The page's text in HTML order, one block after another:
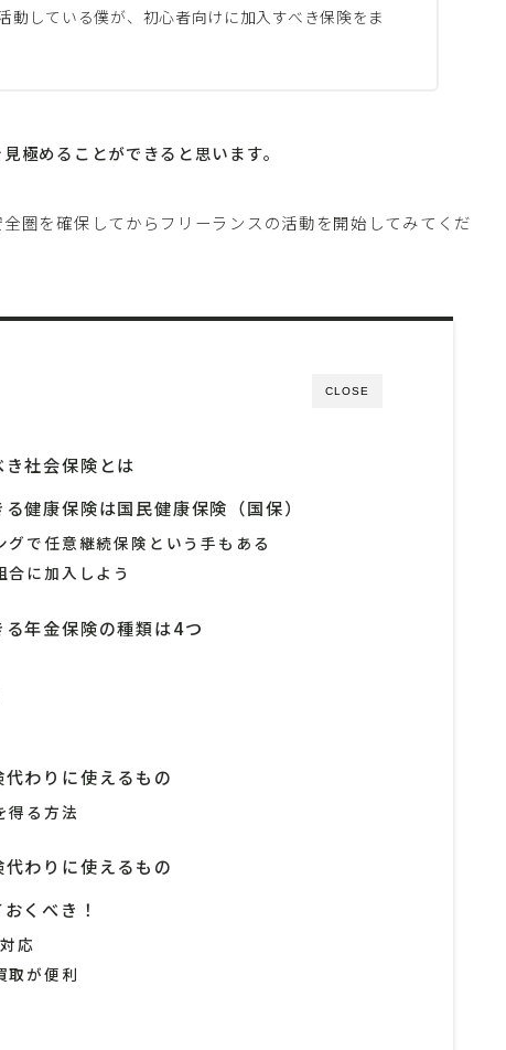
動している僕が、初心者向けに加入すべき保険をま
極めることができると思います。
圏を確保してからフリーランスの活動を開始してみてくだ
CLOSE
社会保険とは
健康保険は国民健康保険（国保）
で任意継続保険という手もある
に加入しよう
年金保険の種類は4つ
わりに使えるもの
得る方法
わりに使えるもの
くべき！
応
取が便利